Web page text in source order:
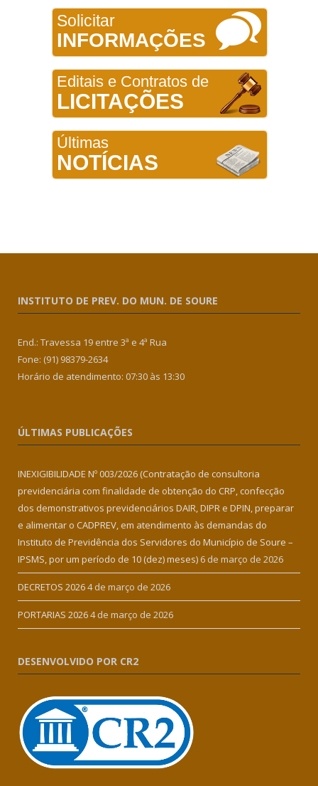
Solicitar
INFORMAÇÕES
Editais e Contratos de
LICITAÇÕES
Últimas
NOTÍCIAS
INSTITUTO DE PREV. DO MUN. DE SOURE
End.: Travessa 19 entre 3ª e 4ª Rua
Fone: (91) 98379-2634
Horário de atendimento: 07:30 às 13:30
ÚLTIMAS PUBLICAÇÕES
INEXIGIBILIDADE Nº 003/2026 (Contratação de consultoria
previdenciária com finalidade de obtenção do CRP, confecção
dos demonstrativos previdenciários DAIR, DIPR e DPIN, preparar
e alimentar o CADPREV, em atendimento às demandas do
Instituto de Previdência dos Servidores do Município de Soure –
IPSMS, por um período de 10 (dez) meses) 6 de março de 2026
DECRETOS 20264 de março de 2026
PORTARIAS 20264 de março de 2026
DESENVOLVIDO POR CR2